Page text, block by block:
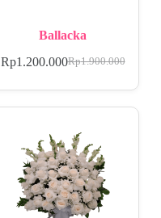
Ballacka
Rp1.900.000
Rp1.200.000